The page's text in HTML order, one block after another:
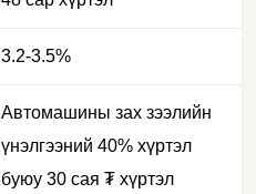
3.2-3.5%
Автомашины зах зээлийн
үнэлгээний 40% хүртэл
буюу 30 сая ₮ хүртэл